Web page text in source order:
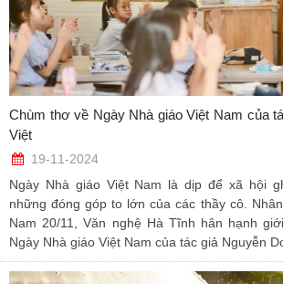
Chùm thơ về Ngày Nhà giáo Việt Nam của
Việt
19-11-2024
Ngày Nhà giáo Việt Nam là dịp để xã hội
những đóng góp to lớn của các thầy cô.
Nam 20/11, Văn nghệ Hà Tĩnh hân hạnh
Ngày Nhà giáo Việt Nam của tác giả Nguyễn